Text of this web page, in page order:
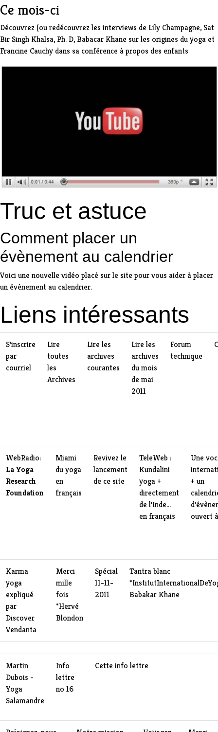
Ce mois-ci
Découvrez (ou redécouvrez les interviews de Lily Champagne, Sat
Bir Singh Khalsa, Ph. D, Babacar Khane sur les origines du yoga et
Francine Cauchy dans sa conférence à propos des enfants
Truc et astuce
Comment placer un
évènement au calendrier
Voici une nouvelle vidéo placé sur le site pour vous aider àplacer
un évènement au calendrier.
Liens intéressants
S'inscrire
par
courriel
Lire
toutes
les
Archives
Lire les
archives
courantes
Lire les
archives
dumois
de mai
2011
Forum
technique
WebRadio:
La Yoga
Research
Foundation
Miami
du yoga
en
français
Revivez le
lancement
de ce site
TeleWeb :
Kundalini
yoga +
directement
de l'Inde...
en français
Une
+ un
ouvert
Karma
yoga
expliqué
par
Discover
Vendanta
Merci
mille
fois
*Hervé
Blondon
Spécial
11-11-
2011
Tantra blanc
*
Babakar Khane
Martin
Dubois -
Yoga
Salamandre
Info
lettre
no 16
Cette info lettre